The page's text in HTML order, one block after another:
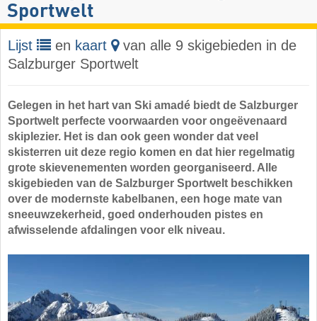
Sportwelt
Lijst en kaart
van alle 9 skigebieden in de
Salzburger Sportwelt
Gelegen in het hart van Ski amadé biedt de Salzburger
Sportwelt perfecte voorwaarden voor ongeëvenaard
skiplezier. Het is dan ook geen wonder dat veel
skisterren uit deze regio komen en dat hier regelmatig
grote skievenementen worden georganiseerd. Alle
skigebieden van de Salzburger Sportwelt beschikken
over de modernste kabelbanen, een hoge mate van
sneeuwzekerheid, goed onderhouden pistes en
afwisselende afdalingen voor elk niveau.